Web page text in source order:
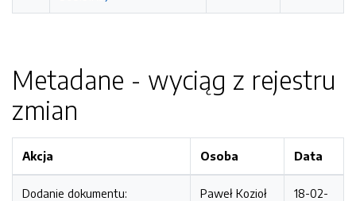
Metadane - wyciąg z rejestru
zmian
Akcja Osoba Data
Dodanie dokumentu: Paweł Kozioł
18-02-